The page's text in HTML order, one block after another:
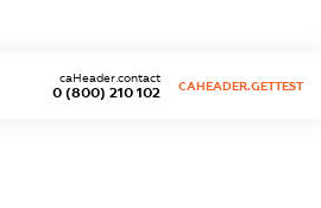
0 (800) 210 102
caHeader.contact
CAHEADER.GETTEST